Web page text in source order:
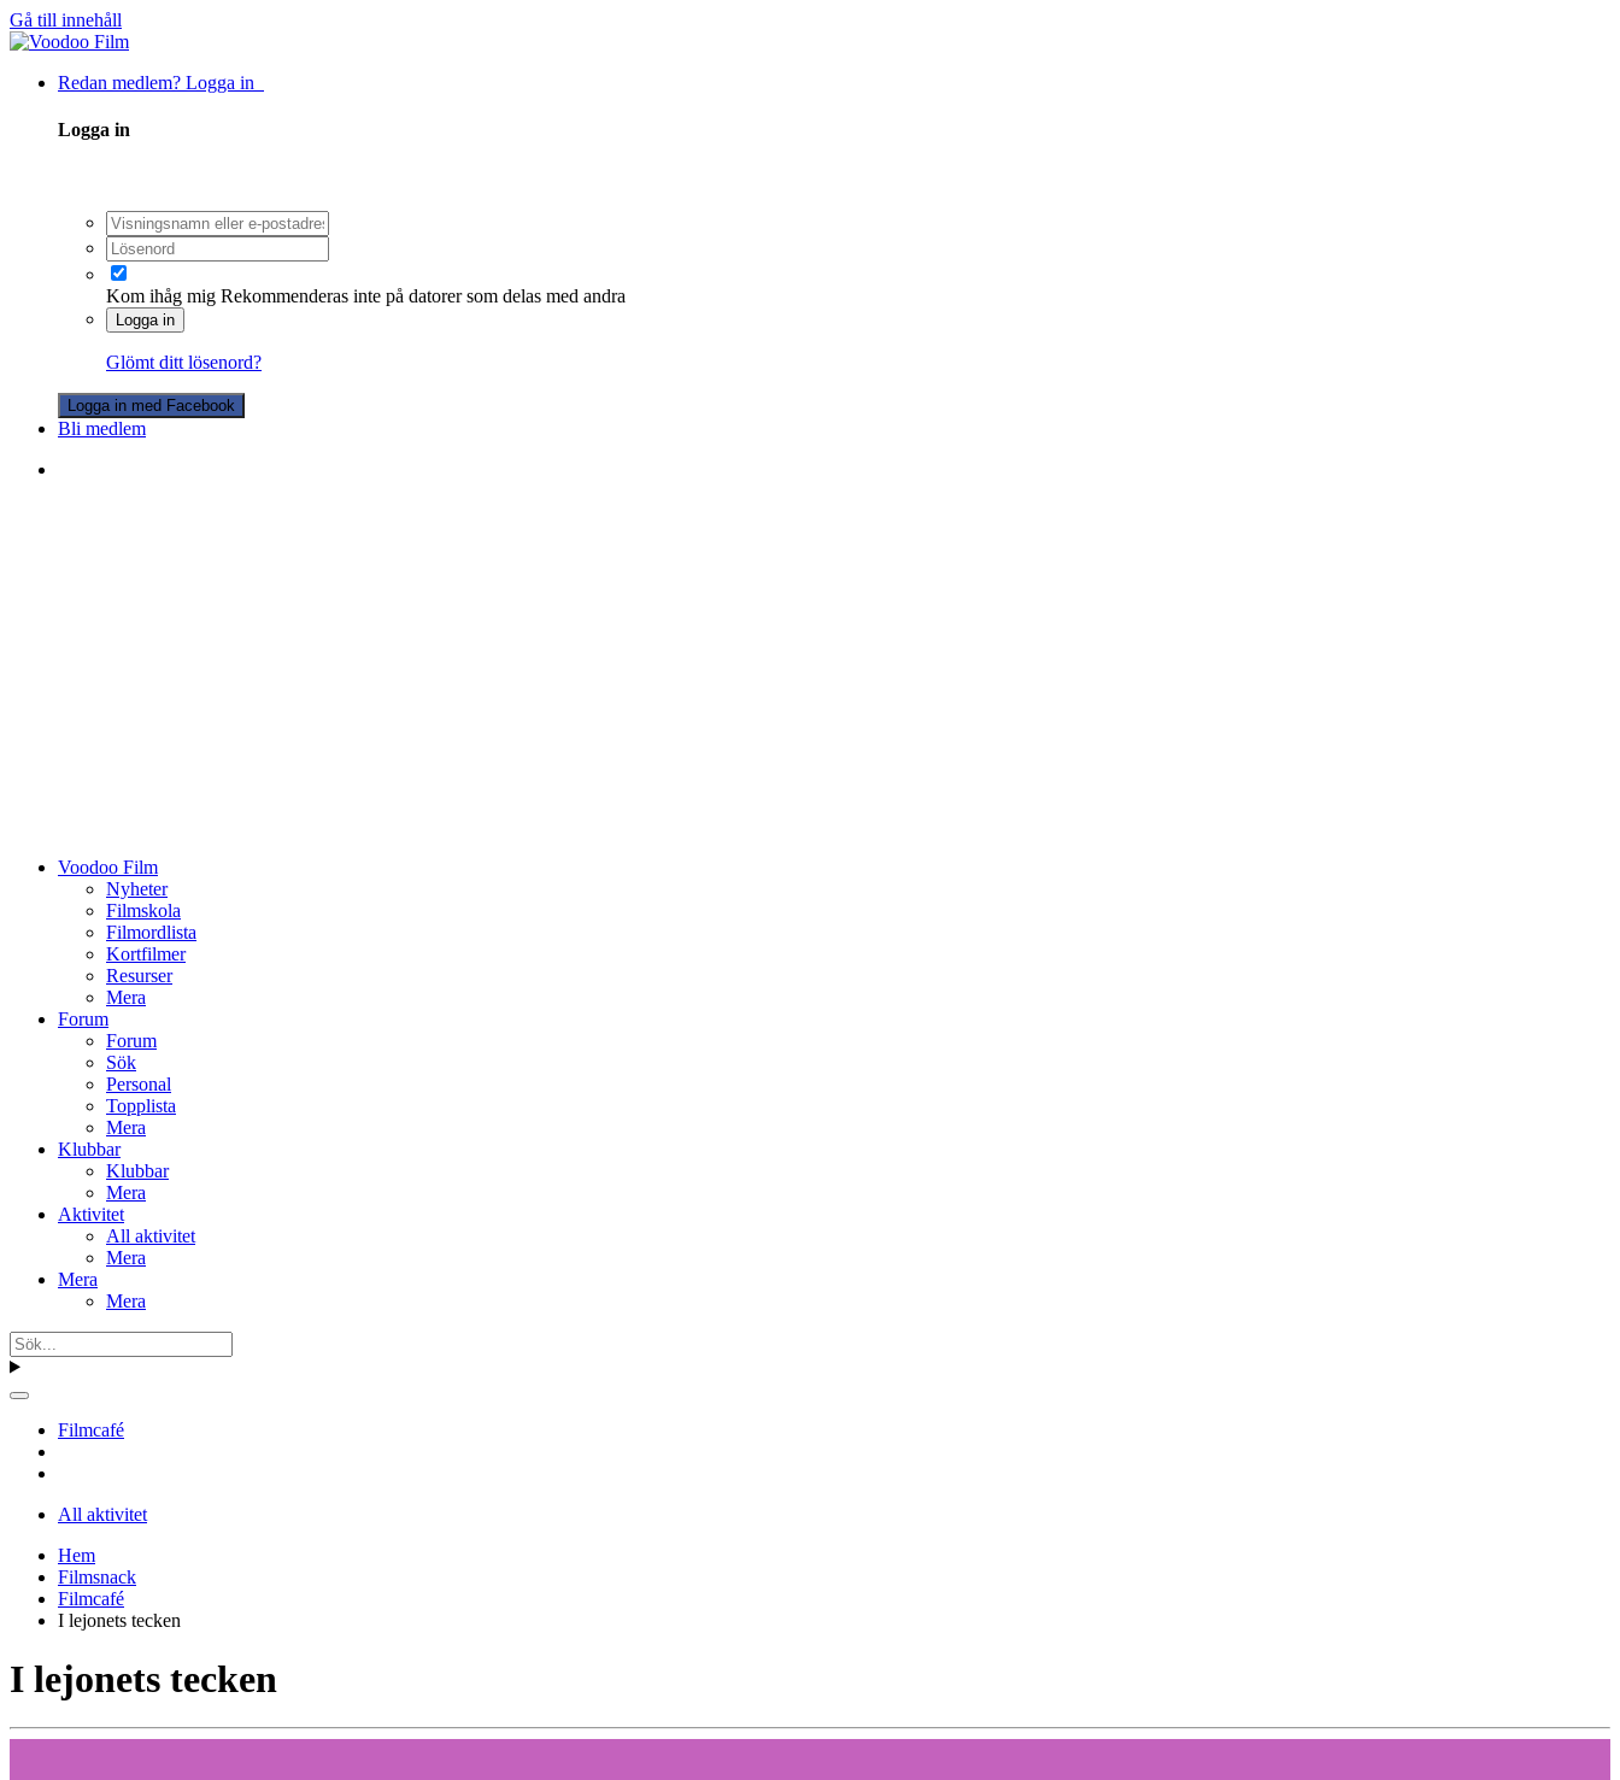
Gå till innehåll
Redan medlem? Logga in
Logga in
Kom ihåg mig Rekommenderas inte på datorer som delas med andra
Logga in
Glömt ditt lösenord?
Logga in med Facebook
Bli medlem
Voodoo Film
Nyheter
Filmskola
Filmordlista
Kortfilmer
Resurser
Mera
Forum
Forum
Sök
Personal
Topplista
Mera
Klubbar
Klubbar
Mera
Aktivitet
All aktivitet
Mera
Mera
Mera
Filmcafé
All aktivitet
Hem
Filmsnack
Filmcafé
I lejonets tecken
I lejonets tecken